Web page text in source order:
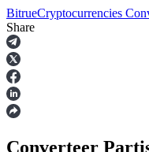
Termijncontracten
BitrueCryptocurrencies
Share
Converteer